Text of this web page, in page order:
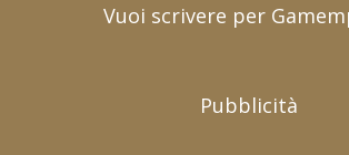
Vuoi scrivere per
Pubblicità